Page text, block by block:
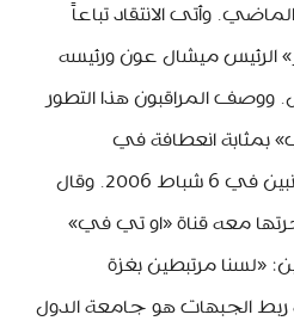
الماضي. وأتى الانتقاد تباعاً
الرئيس ميشال عون ورئيسه
ووصف المراقبون هذا التطور
انعطافة في
«التفاهم» المبرم بين الجانبين في 6 شباط 2006. وقال
معه قناة «او تي في»
«لسنا مرتبطين بغزة
الجبهات هو جامعة الدول